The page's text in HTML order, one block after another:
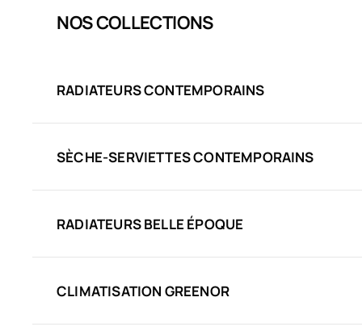
NOS COLLECTIONS
RADIATEURS CONTEMPORAINS
SÈCHE-SERVIETTES CONTEMPORAINS
RADIATEURS BELLE ÉPOQUE
CLIMATISATION GREENOR